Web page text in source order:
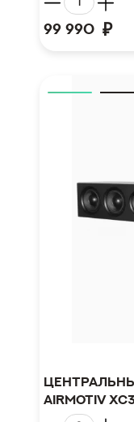
99 990 ₽
Airmotiv